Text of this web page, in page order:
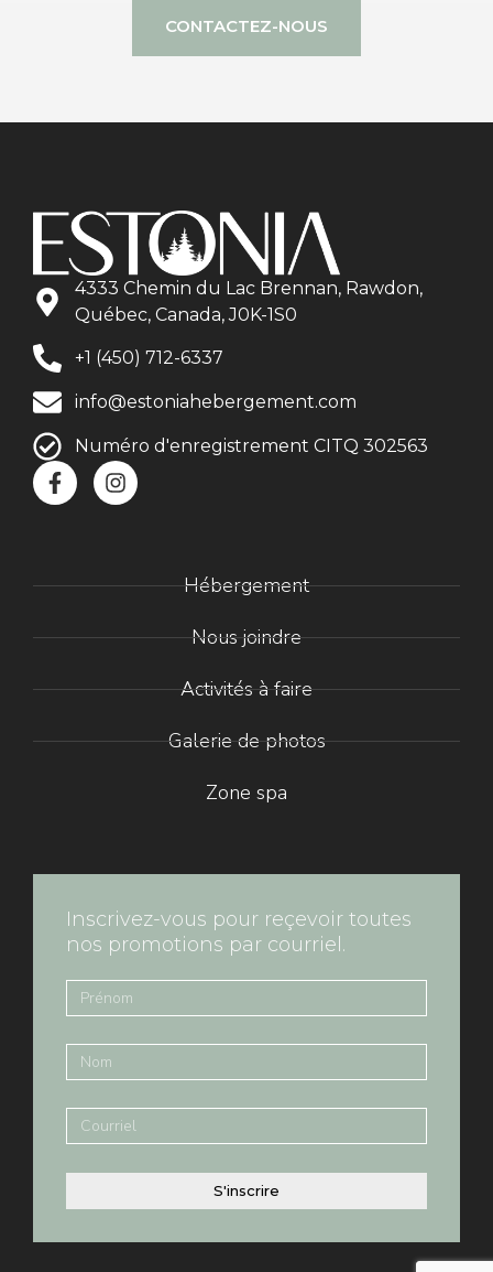
CONTACTEZ-NOUS
4333 Chemin du Lac Brennan, Rawdon,
Québec, Canada, J0K-1S0
+1 (450) 712-6337
info@estoniahebergement.com
Numéro d'enregistrement CITQ 302563
Hébergement
Nous joindre
Activités à faire
Galerie de photos
Zone spa
Inscrivez-vous pour reçevoir toutes
nos promotions par courriel.
S'inscrire